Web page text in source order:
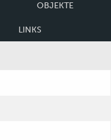
OBJEKTE
LINKS